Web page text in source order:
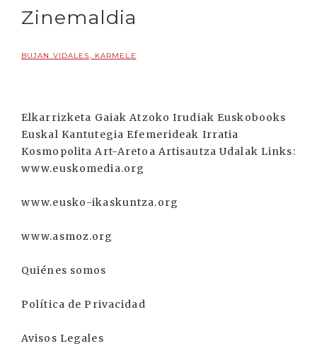
Zinemaldia
BUJAN VIDALES, KARMELE
Elkarrizketa Gaiak Atzoko Irudiak Euskobooks
Euskal Kantutegia Efemerideak Irratia
Kosmopolita Art-Aretoa Artisautza Udalak Links:
www.euskomedia.org
www.eusko-ikaskuntza.org
www.asmoz.org
Quiénes somos
Política de Privacidad
Avisos Legales